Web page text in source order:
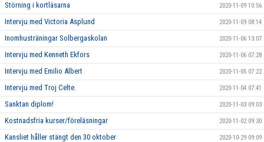
Störning i kortläsarna 2020-11-09 10:56
Intervju med Victoria Asplund 2020-11-09 08:14
Inomhusträningar Solbergaskolan 2020-11-06 13:07
Intervju med Kenneth Ekfors 2020-11-06 07:28
Intervju med Emilio Albert 2020-11-05 07:22
Intervju med Troj Celte. 2020-11-04 07:41
Sanktan diplom! 2020-11-03 09:03
Kostnadsfria kurser/föreläsningar 2020-11-02 09:30
Kansliet håller stängt den 30 oktober 2020-10-29 09:09